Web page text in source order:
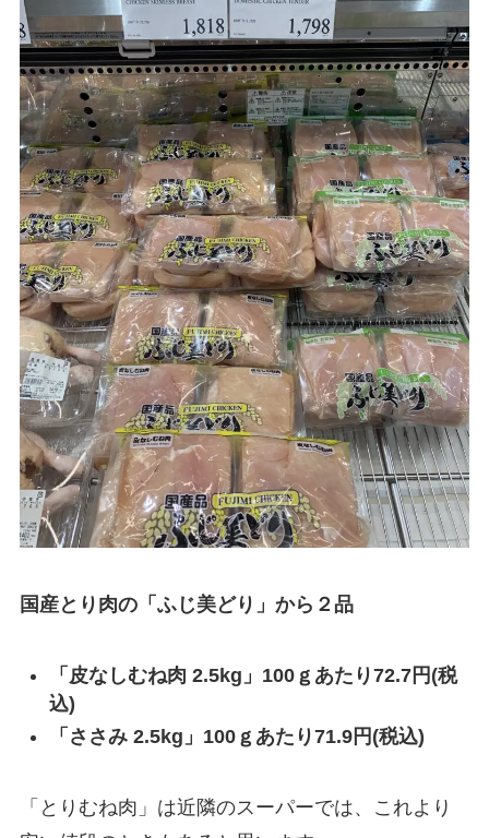
国産とり肉の「ふじ美どり」から２品
「皮なしむね肉 2.5kg」100ｇあたり72.7円(税
込)
「ささみ 2.5kg」100ｇあたり71.9円(税込)
「とりむね肉」は近隣のスーパーでは、これより